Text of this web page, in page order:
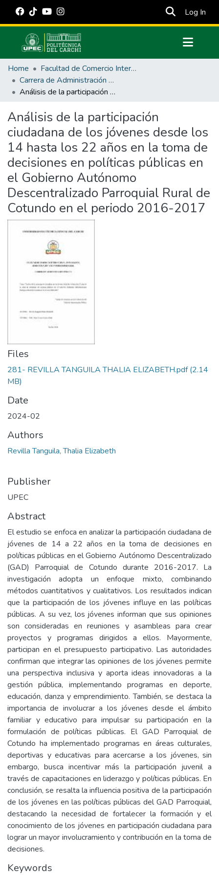
Log In
Communities & Collections
All of DSpace
Statistics
Estadísticas Externas
Manuales
Home
Facultad de Comercio Internacional, Integración, Administración y Economía Empresarial
Carrera de Administración Pública
Análisis de la participación ciudadana de los jóvenes desde los 14 hasta los 22 años en la toma de decisiones en políticas públicas en el Gobierno Autónomo Descentralizado Parroquial Rural de Cotundo en el periodo 2016-2017
Análisis de la participación
ciudadana de los jóvenes desde los
14 hasta los 22 años en la toma de
decisiones en políticas públicas en
el Gobierno Autónomo
Descentralizado Parroquial Rural de
Cotundo en el periodo 2016-2017
Files
281- REVILLA TANGUILA THALIA ELIZABETH.pdf(2.14
MB)
Date
2024-02
Authors
Revilla Tanguila, Thalia Elizabeth
Publisher
UPEC
Abstract
El estudio se enfoca en analizar la participación ciudadana de
jóvenes de 14 a 22 años en la toma de decisiones en
políticas públicas en el Gobierno Autónomo Descentralizado
(GAD) Parroquial de Cotundo durante 2016-2017. La
investigación adopta un enfoque mixto, combinando
métodos cuantitativos y cualitativos. Los resultados indican
que la participación de los jóvenes influye en las políticas
públicas. A su vez, los jóvenes informan que sus opiniones
son consideradas en reuniones y asambleas para crear
proyectos y programas dirigidos a ellos. Mayormente,
participan en el presupuesto participativo. Las autoridades
confirman que integrar las opiniones de los jóvenes permite
una perspectiva inclusiva y aporta ideas innovadoras a la
gestión pública, implementando programas en deporte,
educación, danza y emprendimiento. También, se destaca la
importancia de involucrar a los jóvenes desde el ámbito
familiar y educativo para impulsar su participación en la
formulación de políticas públicas. El GAD Parroquial de
Cotundo ha implementado programas en áreas culturales,
deportivas y educativas para acercarse a los jóvenes, sin
embargo, busca incentivar más la participación juvenil a
través de capacitaciones en liderazgo y políticas públicas. En
conclusión, se resalta la influencia positiva de la participación
de los jóvenes en las políticas públicas del GAD Parroquial,
destacando la necesidad de fortalecer la formación y el
conocimiento de los jóvenes en participación ciudadana para
lograr un mayor involucramiento y contribución en la toma de
decisiones.
Keywords